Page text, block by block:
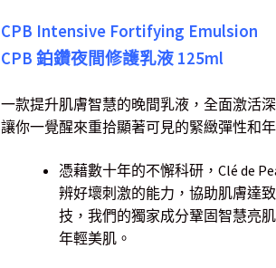
CPB Intensive Fortifying Emulsion
CPB 鉑鑽夜間修護乳液 125ml
一款提升肌膚智慧的晚間乳液，全面激活
讓你一覺醒來重拾顯著可見的緊緻彈性和
憑藉數十年的不懈科研，Clé de
辨好壞刺激的能力，協助肌膚達
技，我們的獨家成分鞏固智慧亮
年輕美肌。